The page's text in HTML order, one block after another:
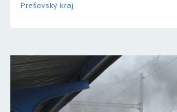
Prešovský kraj